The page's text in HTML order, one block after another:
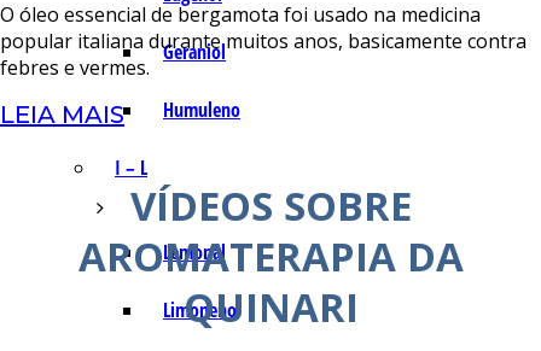
Geraniol
Humuleno
I – L
Lemonal
Limoneno
O óleo essencial de bergamota foi usado na medicina
popular italiana durante muitos anos, basicamente contra
febres e vermes.
LEIA MAIS
VÍDEOS SOBRE
AROMATERAPIA DA
QUINARI